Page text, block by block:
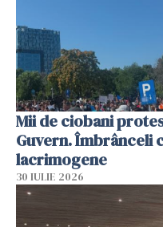
Mii de ciobani
Guvern. Îmbrânceli
lacrimogene
30 IULIE 2026